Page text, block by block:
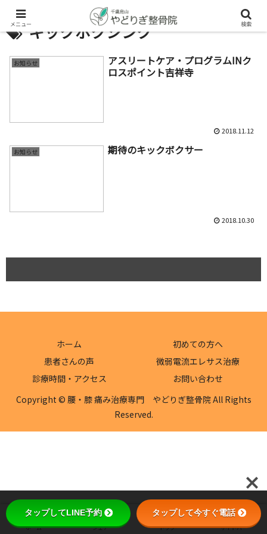
キックボクシング
お知らせ
アスリートケア・プログラムINク
ロスポイント吉祥寺
2018.11.12
お知らせ 期待のキックボクサー
2018.10.30
ホーム
初めての方へ
患者さんの声
微弱電流エレサス治療
診療時間・アクセス
お問い合わせ
Copyright © 腰・膝 痛み治療専門 やどりぎ整骨院 All Rights
Reserved.
メニュー 検索
ホーム シェア トップ サイドバー
タップしてLINE予約 タップして今すぐ電話